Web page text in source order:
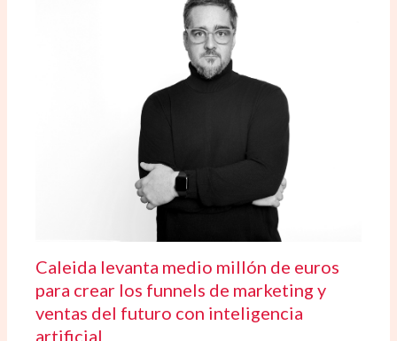
Caleida levanta medio millón de euros
para crear los funnels de marketing y
ventas del futuro con inteligencia
artificial